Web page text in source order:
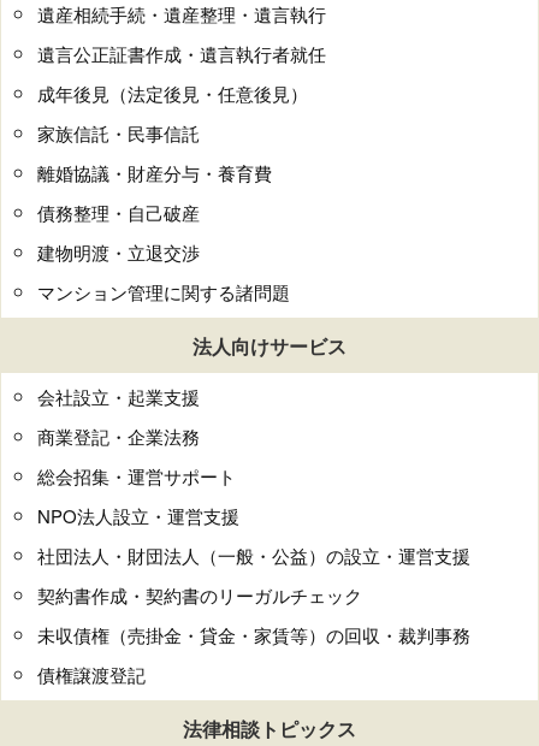
遺産相続手続・遺産整理・遺言執行
遺言公正証書作成・遺言執行者就任
成年後見（法定後見・任意後見）
家族信託・民事信託
離婚協議・財産分与・養育費
債務整理・自己破産
建物明渡・立退交渉
マンション管理に関する諸問題
法人向けサービス
会社設立・起業支援
商業登記・企業法務
総会招集・運営サポート
NPO法人設立・運営支援
社団法人・財団法人（一般・公益）の設立・運営支援
契約書作成・契約書のリーガルチェック
未収債権（売掛金・貸金・家賃等）の回収・裁判事務
債権譲渡登記
法律相談トピックス